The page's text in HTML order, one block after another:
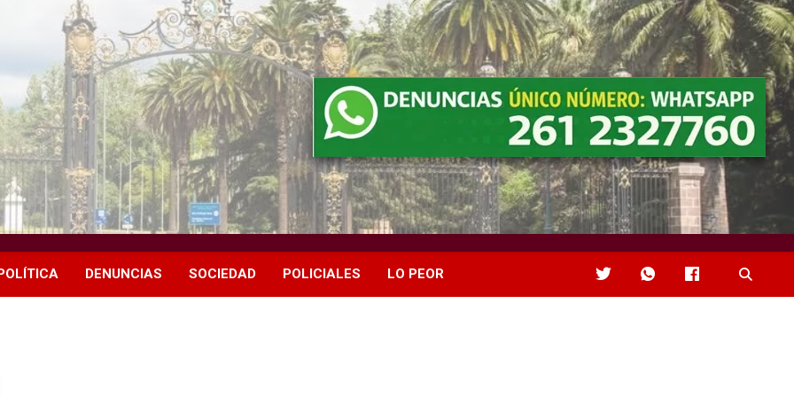
DENUNCIAS SOCIEDAD POLICIALES LO PEOR